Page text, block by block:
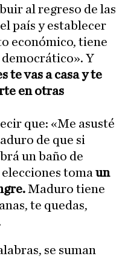
al regreso de las
país y establecer
económico, tiene
Y
te vas a casa y te
en otras
que: «Me asusté
de que si
un baño de
toma un
Maduro tiene
te quedas,
se suman